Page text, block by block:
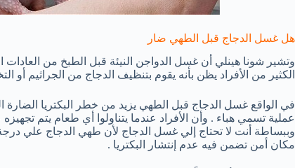
هل غسل الدجاج قبل الطهي ضار
وتشير شونا هينلي أن غسل الدواجن النيئة قبل الطبخ من
الكثير من الأفراد يظن بأنه يقوم بتنظيف الدجاج من الجراثيم أو
في الواقع غسل الدجاج قبل الطهي يزيد من خطر البكتريا
عملية تسمي هباء . وأن الأفراد عندما يتناولوا أي طعام يتم
وببساطة أنت لا تحتاج إلي غسل الدجاج لأن طهي الدجاج علي
مكان أمن تضمن فيه عدم إنتشار البكتريا .